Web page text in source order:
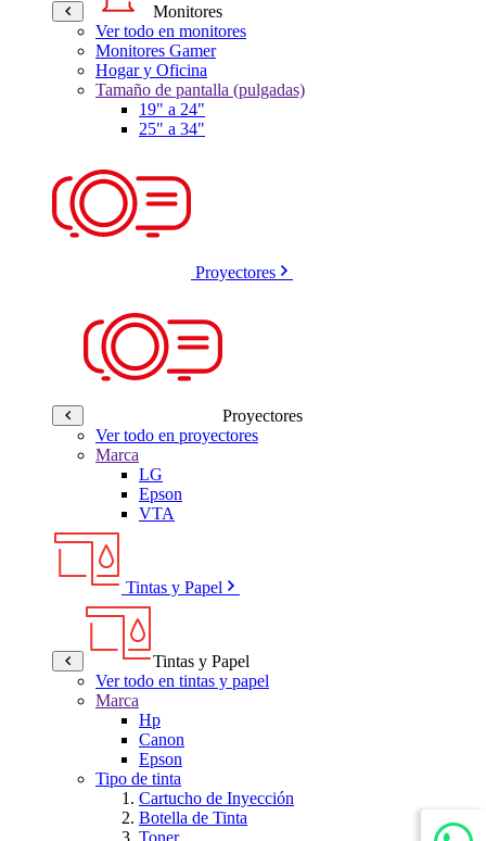
Monitores
Ver todo en monitores
Monitores Gamer
Hogar y Oficina
Tamaño de pantalla (pulgadas)
19" a 24"
25" a 34"
Proyectores
Proyectores
Ver todo en proyectores
Marca
LG
Epson
VTA
Tintas y Papel
Tintas y Papel
Ver todo en tintas y papel
Marca
Hp
Canon
Epson
Tipo de tinta
Cartucho de Inyección
Botella de Tinta
Toner